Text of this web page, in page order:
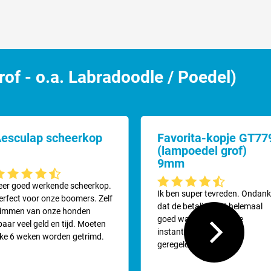
Niet op oudere machines waar de messen
- o.a. Labradoodle / Poedel)
scheerkop
waardering van 4.6 van 5 sterren
goed werkende scheerkop.
voor onze boomers. Zelf
van onze honden
veel geld en tijd. Moeten
6 weken worden getrimd.
Favorita-kopje
(lampoedel grof)
9mm
Gemiddelde waardering van
Ik ben super tevreden.
dat de betalingniet helemaal
goed was gegaan in 1e
instantie is alles keurig
geregeld.